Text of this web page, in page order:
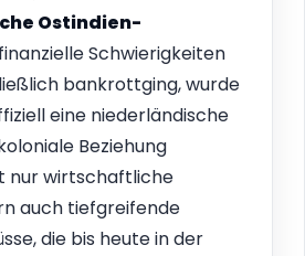
Ostindien-
Schwierigkeiten
bankrottging, wurde
eine niederländische
Beziehung
nur wirtschaftliche
auch tiefgreifende
die bis heute in der